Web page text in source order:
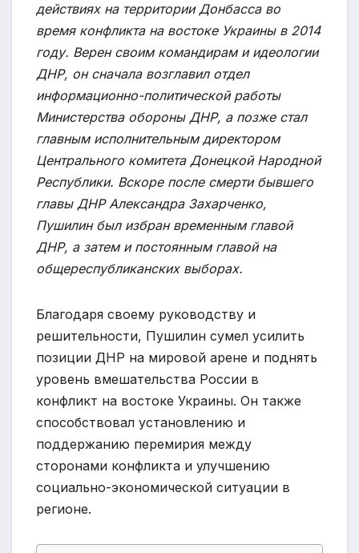
действиях на территории Донбасса во
время конфликта на востоке Украины в 2014
году. Верен своим командирам и идеологии
ДНР, он сначала возглавил отдел
информационно-политической работы
Министерства обороны ДНР, а позже стал
главным исполнительным директором
Центрального комитета Донецкой Народной
Республики. Вскоре после смерти бывшего
главы ДНР Александра Захарченко,
Пушилин был избран временным главой
ДНР, а затем и постоянным главой на
общереспубликанских выборах.
Благодаря своему руководству и
решительности, Пушилин сумел усилить
позиции ДНР на мировой арене и поднять
уровень вмешательства России в
конфликт на востоке Украины. Он также
способствовал установлению и
поддержанию перемирия между
сторонами конфликта и улучшению
социально-экономической ситуации в
регионе.